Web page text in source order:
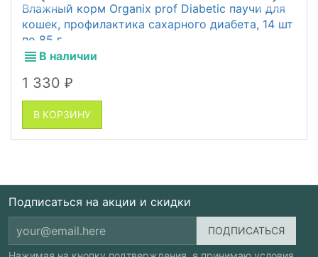
Влажный корм Organix prof Diabetic паучи для
кошек, профилактика сахарного диабета, 14 шт
по 85 г
В наличии
1 330 ₽
В КОРЗИНУ
Подписаться на акции и скидки